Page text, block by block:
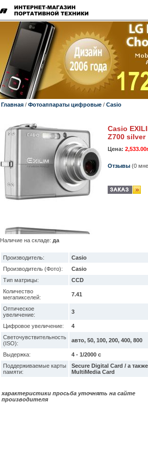
Главная/ Фотоаппараты цифровые/ Casio
Casio
Z700 silver
Цена:
Отзывы(0
Наличие на складе: да
Производитель:
Casio
Производитель (Фото):
Casio
Тип матрицы:
CCD
Количество
мегапикселей:
7.41
Оптическое
увеличение:
3
Цифровое увеличение:
4
Светочувствительность
(ISO):
авто, 50, 100, 200, 400, 800
Выдержка:
4 - 1/2000 с
Поддерживаемые карты
памяти:
Secure Digital Card / а
MultiMedia Card
характеристики просьба уточнять на сайте
производителя